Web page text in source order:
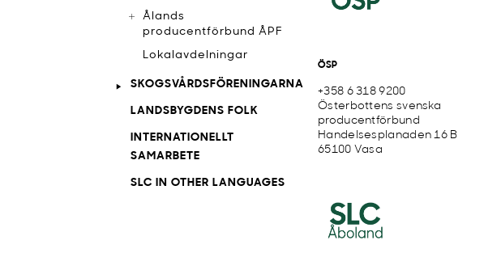
ÖSP
+358 6 318 9200
Österbottens svenska
producentförbund
Handelsesplanaden 16 B
65100 Vasa
Ålands
producentförbund ÅPF
Lokalavdelningar
SKOGSVÅRDSFÖRENINGARNA
LANDSBYGDENS FOLK
INTERNATIONELLT
SAMARBETE
SLC IN OTHER LANGUAGES